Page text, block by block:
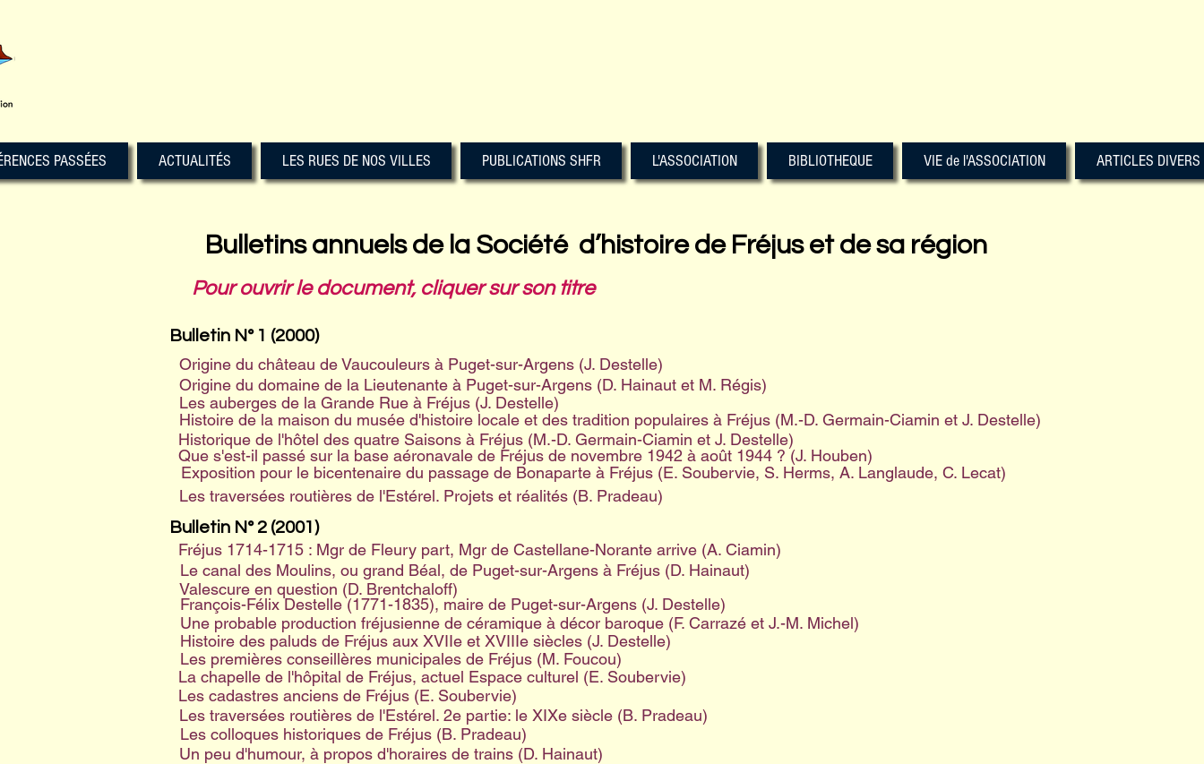
PASSÉES ACTUALITÉS LES RUES DE NOS VILLES PUBLICATIONS SHFR L'ASSOCIATION BIBLIOTHEQUE VIE de l'ASSOCIATION ARTICLES DIVERS
Bulletins annuels de la Société d’histoire de Fréjus et de sa région
Pour ouvrir le document, cliquer sur son titre
Bulletin N° 1 (2000)
Bulletin N° 2 (2001)
Origine du château de Vaucouleurs à Puget-sur-Argens (J. Destelle)
Origine du domaine de la Lieutenante à Puget-sur-Argens (D. Hainaut et M. Régis)
Les auberges de la Grande Rue à Fréjus (J. Destelle)
Exposition pour le bicentenaire du passage de Bonaparte à Fréjus (E. Soubervie, S. Herms, A. Langlaude, C. Lecat)
Histoire de la maison du musée d'histoire locale et des tradition populaires à Fréjus (M.-D. Germain-Ciamin et J. Destelle)
Que s'est-il passé sur la base aéronavale de Fréjus de novembre 1942 à août 1944 ? (J. Houben)
Les traversées routières de l'Estérel. Projets et réalités (B. Pradeau)
Le canal des Moulins, ou grand Béal, de Puget-sur-Argens à Fréjus (D. Hainaut)
Fréjus 1714-1715 : Mgr de Fleury part, Mgr de Castellane-Norante arrive (A. Ciamin)
Valescure en question (D. Brentchaloff)
François-Félix Destelle (1771-1835), maire de Puget-sur-Argens (J. Destelle)
Une probable production fréjusienne de céramique à décor baroque (F. Carrazé et J.-M. Michel)
Historique de l'hôtel des quatre Saisons à Fréjus (M.-D. Germain-Ciamin et J. Destelle)
Histoire des paluds de Fréjus aux XVIIe et XVIIIe siècles (J. Destelle)
Les premières conseillères municipales de Fréjus (M. Foucou)
La chapelle de l'hôpital de Fréjus, actuel Espace culturel (E. Soubervie)
Les cadastres anciens de Fréjus (E. Soubervie)
Les traversées routières de l'Estérel. 2e partie: le XIXe siècle (B. Pradeau)
Les colloques historiques de Fréjus (B. Pradeau)
Un peu d'humour, à propos d'horaires de trains (D. Hainaut)